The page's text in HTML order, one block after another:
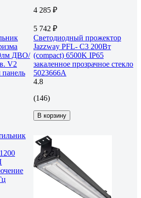
ДВО/
V2
панель
4 285 ₽
5 742 ₽
Светодиодный прожектор
Jazzway PFL- C3 200Вт
(compact) 6500K IP65
закаленное прозрачное стекло
5023666A
4.8
(146)
В корзину